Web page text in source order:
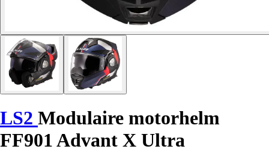
LS2 Modulaire motorhelm
FF901 Advant X Ultra